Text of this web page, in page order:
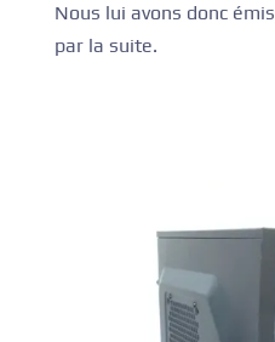
Nous lui avons donc
par la suite.